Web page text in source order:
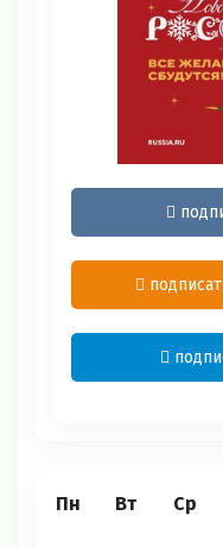
Пн Вт Ср